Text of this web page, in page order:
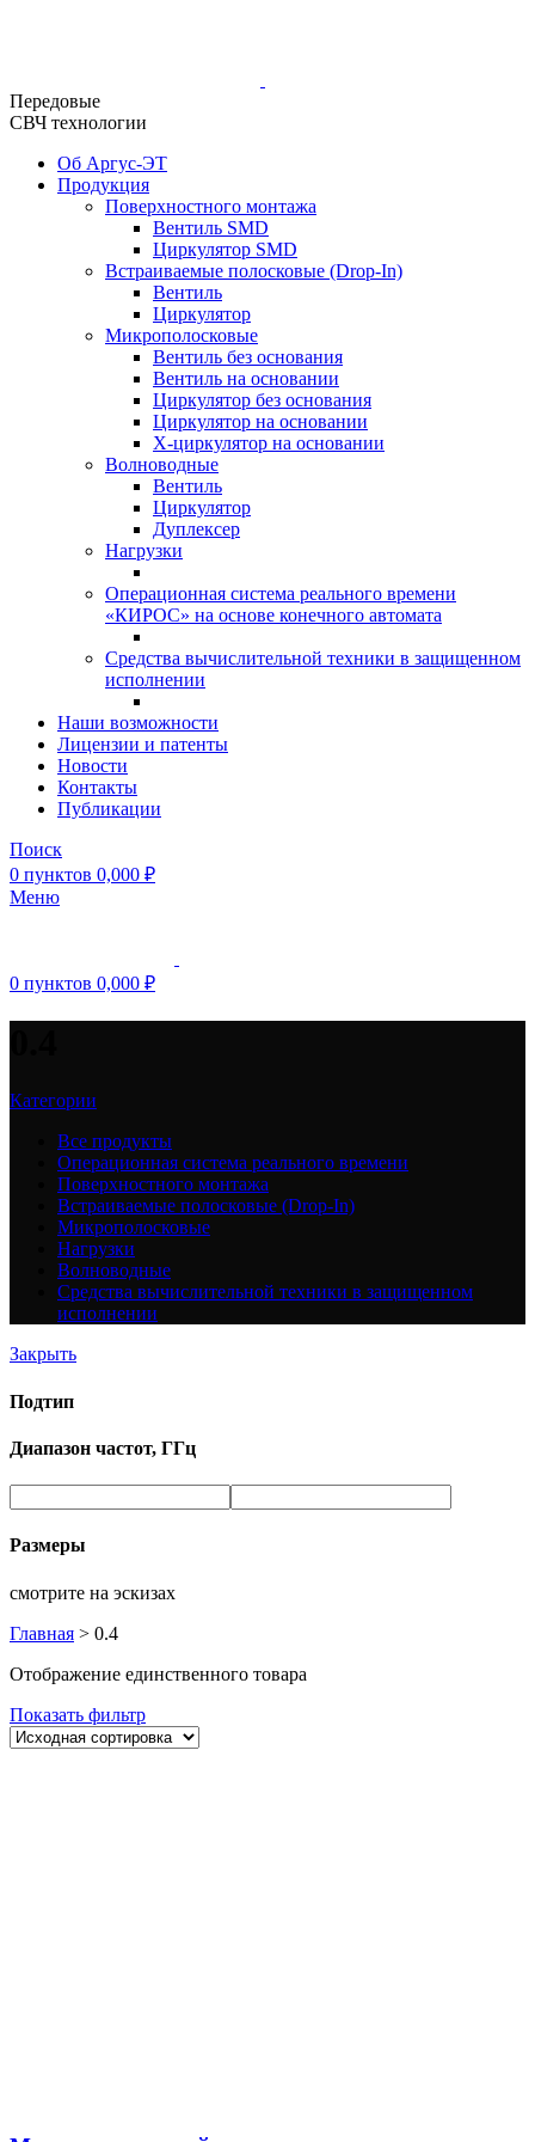
Передовые
СВЧ технологии
Об Аргус-ЭТ
Продукция
Поверхностного монтажа
Вентиль SMD
Циркулятор SMD
Встраиваемые полосковые (Drop-In)
Вентиль
Циркулятор
Микрополосковые
Вентиль без основания
Вентиль на основании
Циркулятор без основания
Циркулятор на основании
Х-циркулятор на основании
Волноводные
Вентиль
Циркулятор
Дуплексер
Нагрузки
Операционная система реального времени
«КИРОС» на основе конечного автомата
Средства вычислительной техники в защищенном
исполнении
Наши возможности
Лицензии и патенты
Новости
Контакты
Публикации
Поиск
0 пунктов 0,000 ₽
Меню
0 пунктов 0,000 ₽
Категории
Все продукты
Операционная система реального времени
Поверхностного монтажа
Встраиваемые полосковые (Drop-In)
Микрополосковые
Нагрузки
Волноводные
Средства вычислительной техники в защищенном
исполнении
Закрыть
Подтип
Диапазон частот, ГГц
Размеры
смотрите на эскизах
Главная > 0.4
Отображение единственного товара
Показать фильтр